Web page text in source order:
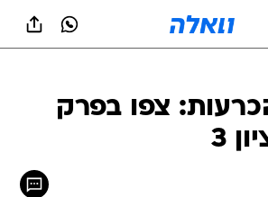
צפו בפרק
3